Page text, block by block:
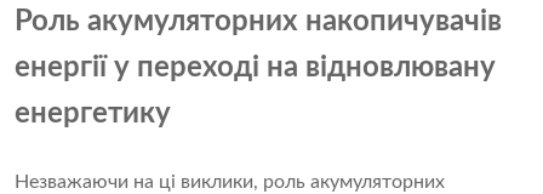
Роль акумуляторних накопичувачів
енергії у переході на відновлювану
енергетику
Незважаючи на ці виклики, роль акумуляторних